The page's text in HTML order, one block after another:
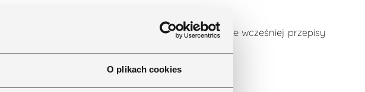
O plikach cookies
w monitory ekranowe aktualizuje obowiązujące wcześniej przepisy
wraz z podstawowym wyposażeniem, w tym: